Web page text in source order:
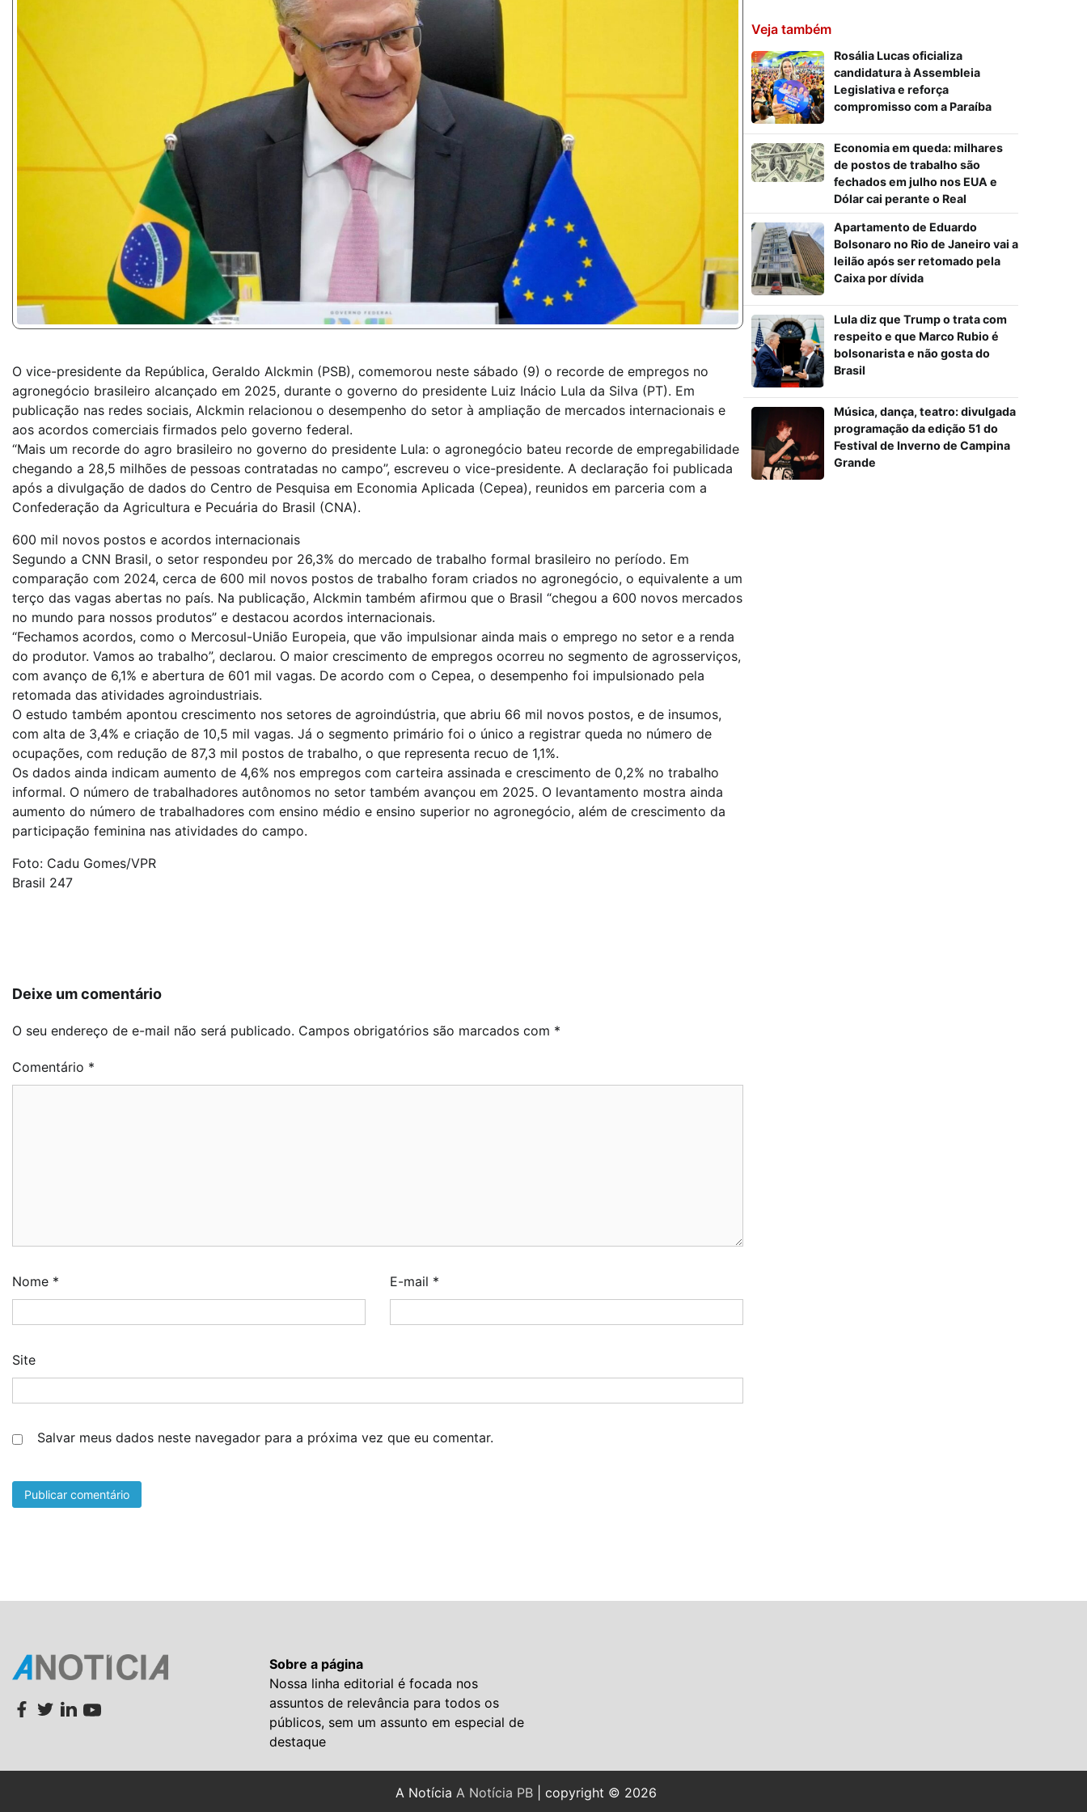
O vice-presidente da República, Geraldo Alckmin (PSB), comemorou neste sábado (9) o recorde de empregos no
agronegócio brasileiro alcançado em 2025, durante o governo do presidente Luiz Inácio Lula da Silva (PT). Em
publicação nas redes sociais, Alckmin relacionou o desempenho do setor à ampliação de mercados internacionais e
aos acordos comerciais firmados pelo governo federal.
“Mais um recorde do agro brasileiro no governo do presidente Lula: o agronegócio bateu recorde de empregabilidade
chegando a 28,5 milhões de pessoas contratadas no campo”, escreveu o vice-presidente. A declaração foi publicada
após a divulgação de dados do Centro de Pesquisa em Economia Aplicada (Cepea), reunidos em parceria com a
Confederação da Agricultura e Pecuária do Brasil (CNA).
600 mil novos postos e acordos internacionais
Segundo a CNN Brasil, o setor respondeu por 26,3% do mercado de trabalho formal brasileiro no período. Em
comparação com 2024, cerca de 600 mil novos postos de trabalho foram criados no agronegócio, o equivalente a um
terço das vagas abertas no país. Na publicação, Alckmin também afirmou que o Brasil “chegou a 600 novos mercados
no mundo para nossos produtos” e destacou acordos internacionais.
“Fechamos acordos, como o Mercosul-União Europeia, que vão impulsionar ainda mais o emprego no setor e a renda
do produtor. Vamos ao trabalho”, declarou. O maior crescimento de empregos ocorreu no segmento de agrosserviços,
com avanço de 6,1% e abertura de 601 mil vagas. De acordo com o Cepea, o desempenho foi impulsionado pela
retomada das atividades agroindustriais.
O estudo também apontou crescimento nos setores de agroindústria, que abriu 66 mil novos postos, e de insumos,
com alta de 3,4% e criação de 10,5 mil vagas. Já o segmento primário foi o único a registrar queda no número de
ocupações, com redução de 87,3 mil postos de trabalho, o que representa recuo de 1,1%.
Os dados ainda indicam aumento de 4,6% nos empregos com carteira assinada e crescimento de 0,2% no trabalho
informal. O número de trabalhadores autônomos no setor também avançou em 2025. O levantamento mostra ainda
aumento do número de trabalhadores com ensino médio e ensino superior no agronegócio, além de crescimento da
participação feminina nas atividades do campo.
Foto: Cadu Gomes/VPR
Brasil 247
Post
Deixe um comentário
O seu endereço de e-mail não será publicado. Campos obrigatórios são marcados com *
Comentário *
Nome * E-mail *
Site
Salvar meus dados neste navegador para a próxima vez que eu comentar.
Veja também
Rosália Lucas oficializa
candidatura à Assembleia
Legislativa e reforça
compromisso com a Paraíba
Economia em queda: milhares
de postos de trabalho são
fechados em julho nos EUA e
Dólar cai perante o Real
Apartamento de Eduardo
Bolsonaro no Rio de Janeiro vai a
leilão após ser retomado pela
Caixa por dívida
Lula diz que Trump o trata com
respeito e que Marco Rubio é
bolsonarista e não gosta do
Brasil
Música, dança, teatro: divulgada
programação da edição 51 do
Festival de Inverno de Campina
Grande
Sobre a página
Nossa linha editorial é focada nos
assuntos de relevância para todos os
públicos, sem um assunto em especial de
destaque
A Notícia A Notícia PB| copyright © 2026